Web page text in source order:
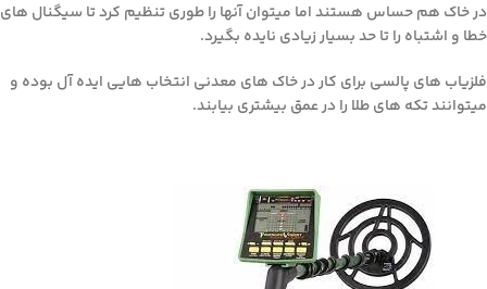
در خاک هم حساس هستند اما میتوان آنها را طوری تنظیم کرد تا سیگنال های
خطا و اشتباه را تا حد بسیار زیادی نایده بگیرد.
فلزیاب های پالسی برای کار در خاک های معدنی انتخاب هایی ایده آل بوده و
میتوانند تکه های طلا را در عمق بیشتری بیابند.